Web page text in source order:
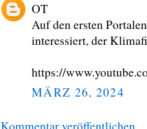
OT
Auf den ersten
interessiert, der
https://
MÄRZ 26, 2024